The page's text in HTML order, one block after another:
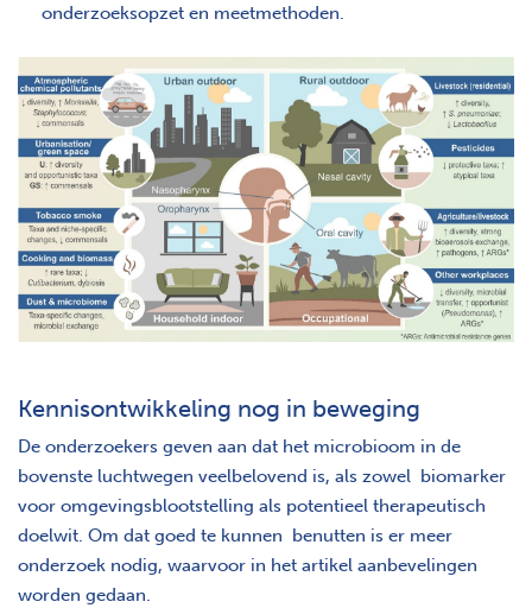
onderzoeksopzet en meetmethoden.
Kennisontwikkeling nog in beweging
De onderzoekers geven aan dat het microbioom in de
bovenste luchtwegen veelbelovend is, als zowel biomarker
voor omgevingsblootstelling als potentieel therapeutisch
doelwit. Om dat goed te kunnen benutten is er meer
onderzoek nodig, waarvoor in het artikel aanbevelingen
worden gedaan.